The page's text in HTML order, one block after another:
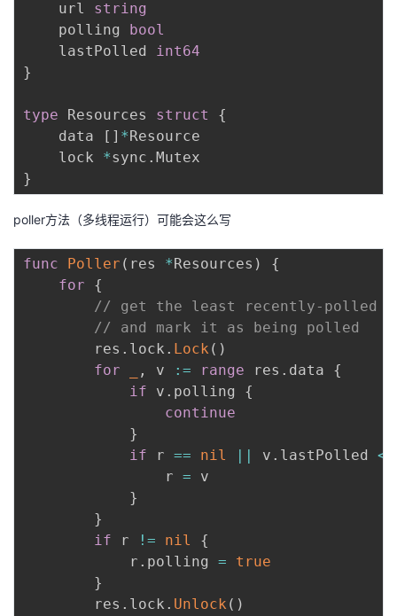
发
者
堂
Programs
的
支
我
    url
string
    polling
bool
    lastPolled
int64
}
type Resources struct
{
    data
[ ] * Resource
    lock
*sync .
}
poller方法（多线程运行）可能会这么写
func Poller ( res * Resources )
{
for
{
// get the least recently-polled
// and mark it as being polled
        res
. lock . Lock ( )
for
, v := range res . data {
if v . polling {
continue
}
if r == nil v . lastPolled <
                r
= v
}
}
if r != nil
{
            r
. polling =
true
}
        res
. lock . Unlock ( )